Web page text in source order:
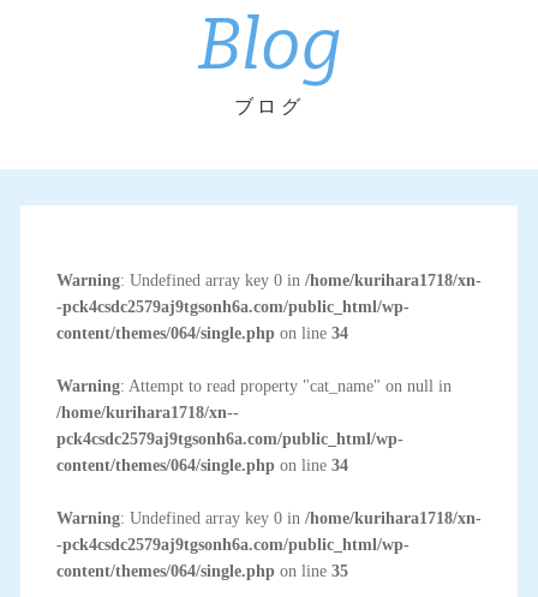
Blog
ブログ
Warning: Undefined array key 0 in /home/kurihara1718/xn-
-pck4csdc2579aj9tgsonh6a.com/public_html/wp-
content/themes/064/single.phpon line 34
Warning: Attempt to read property "cat_name" on null in
/home/kurihara1718/xn--
pck4csdc2579aj9tgsonh6a.com/public_html/wp-
content/themes/064/single.phpon line 34
Warning: Undefined array key 0 in /home/kurihara1718/xn-
-pck4csdc2579aj9tgsonh6a.com/public_html/wp-
content/themes/064/single.phpon line 35